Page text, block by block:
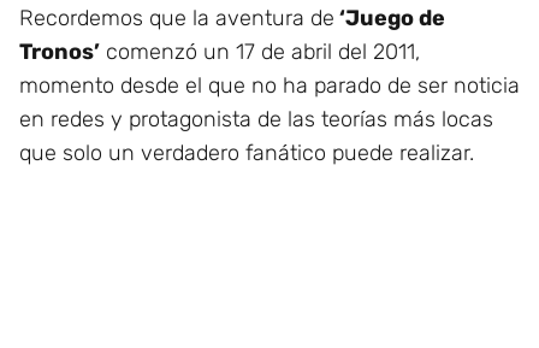
Recordemos que la aventura de ‘Juego de
Tronos’ comenzó un 17 de abril del 2011,
momento desde el que no ha parado de ser noticia
en redes y protagonista de las teorías más locas
que solo un verdadero fanático puede realizar.